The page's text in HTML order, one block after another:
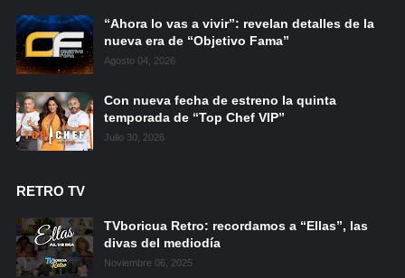
“Ahora lo vas a vivir”: revelan detalles de la
nueva era de “Objetivo Fama”
Agosto 04, 2026
Con nueva fecha de estreno la quinta
temporada de “Top Chef VIP”
Julio 30, 2026
RETRO TV
TVboricua Retro: recordamos a “Ellas”, las
divas del mediodía
Noviembre 06, 2025